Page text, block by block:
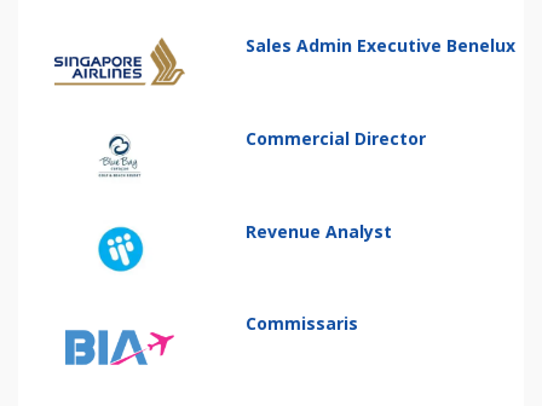
Sales Admin Executive Benelux
Commercial Director
Revenue Analyst
Commissaris